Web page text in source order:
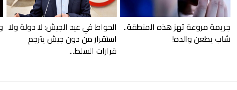
جريمة مروعة تهز هذه المنطقة..
شاب يطعن والده!
الحواط في عيد الجيش: لا دولة ولا
استقرار من دون جيش يترجم
قرارات السلط...